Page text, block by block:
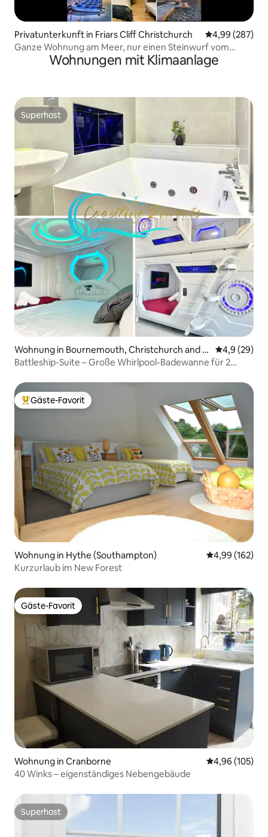
Privatunterkunft in Friars Cliff Christchurch
4,99 (287)
Ganze Wohnung am Meer, nur einen Steinwurf vom
neuen Wald entfernt.
Wohnungen mit Klimaanlage
Superhost
Superhost
Wohnung in Bournemouth, Christchurch and P
oole
4,9 (29)
Battleship-Suite – Große Whirlpool-Badewanne für 2
Beliebter Gäste-Favorit.
Gäste-Favorit
Wohnung in Hythe (Southampton)
4,99 (162)
Kurzurlaub im New Forest
Gäste-Favorit
Gäste-Favorit
Wohnung in Cranborne
4,96 (105)
40 Winks – eigenständiges Nebengebäude
Superhost
Superhost